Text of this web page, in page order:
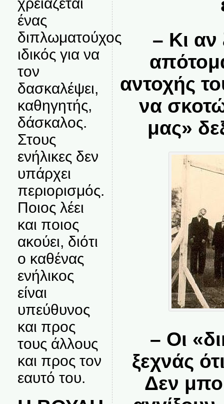
ένας
διπλωματούχος
ιδικός για να
τον
δασκαλέψει,
καθηγητής,
δάσκαλος.
Στους
ενήλικες δεν
υπάρχει
περιορισμός.
Ποιος λέει
και ποιος
ακούει, διότι
ο καθένας
ενήλικος
είναι
υπεύθυνος
και προς
τους άλλους
και προς τον
εαυτό του.
– Κι
αντοχής
να
μας»
– Οι
ξεχνάς
Δεν